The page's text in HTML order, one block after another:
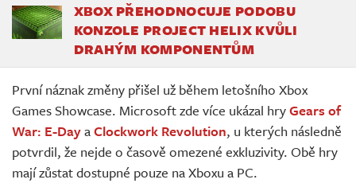
XBOX PŘEHODNOCUJE PODOBU
KONZOLE PROJECT HELIX KVŮLI
DRAHÝM KOMPONENTŮM
První náznak změny přišel už během letošního Xbox
Games Showcase. Microsoft zde více ukázal hryGears of
War: E-DayaClockwork Revolution, u kterých následně
potvrdil, že nejde o časově omezené exkluzivity. Obě hry
mají zůstat dostupné pouze na Xboxu a PC.